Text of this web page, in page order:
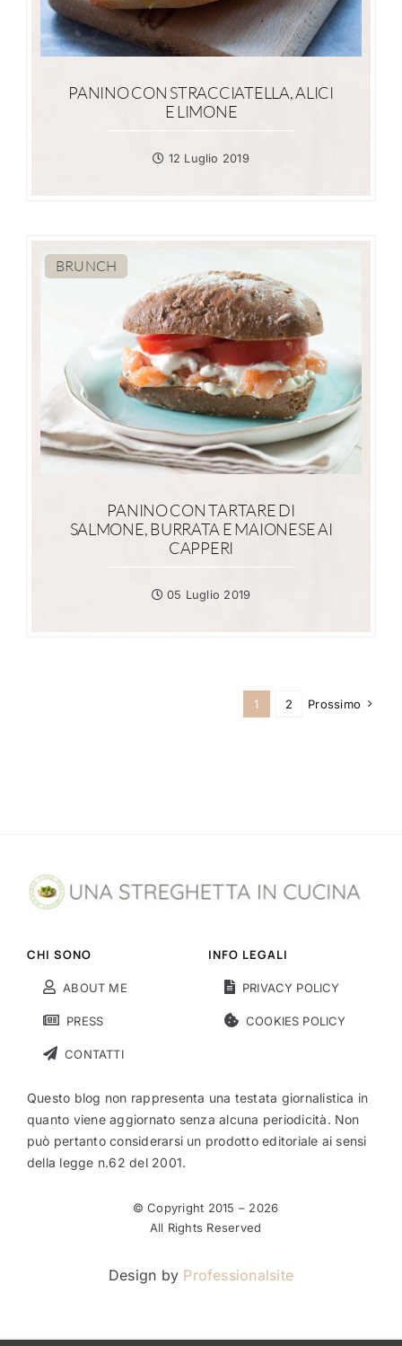
PANINO CON STRACCIATELLA, ALICI
E LIMONE
12 Luglio 2019
BRUNCH
PANINO CON TARTARE DI
SALMONE, BURRATA E MAIONESE AI
CAPPERI
05 Luglio 2019
1 2 Prossimo
CHI SONO
ABOUT ME
PRESS
CONTATTI
INFO LEGALI
PRIVACY POLICY
COOKIES POLICY
Questo blog non rappresenta una testata giornalistica in
quanto viene aggiornato senza alcuna periodicità. Non
può pertanto considerarsi un prodotto editoriale ai sensi
della legge n.62 del 2001.
© Copyright 2015 – 2026
All Rights Reserved
Design by Professionalsite